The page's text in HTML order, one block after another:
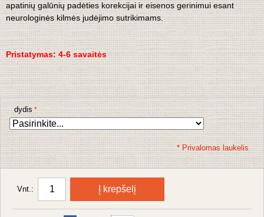
apatinių galūnių padėties korekcijai ir eisenos gerinimui esant
neurologinės kilmės judėjimo sutrikimams.
Pristatymas: 4-6 savaitės
dydis
* Privalomas laukelis
Vnt.: Į krepšelį